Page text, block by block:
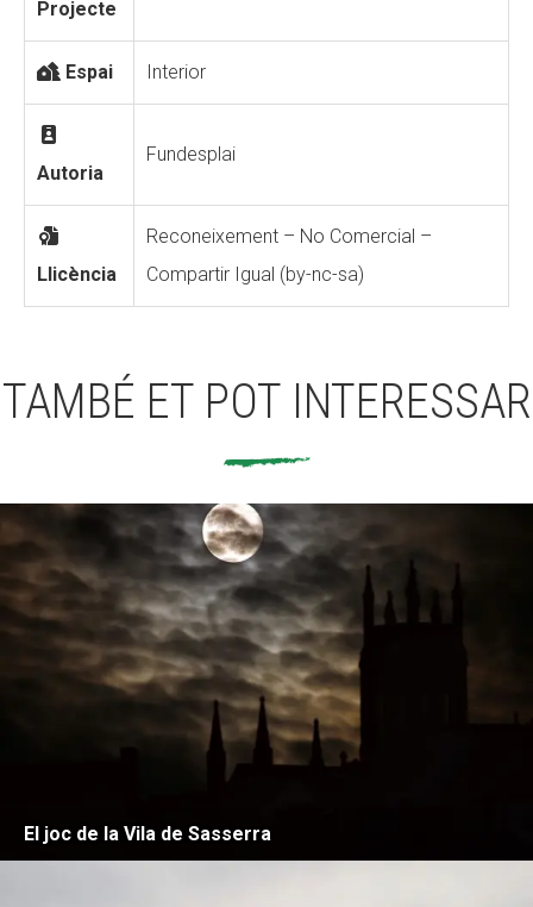
Projecte
Espai Interior
Autoria
Fundesplai
Llicència
Reconeixement – No Comercial –
Compartir Igual (by-nc-sa)
TAMBÉ ET POT INTERESSAR
El joc de la Vila de Sasserra